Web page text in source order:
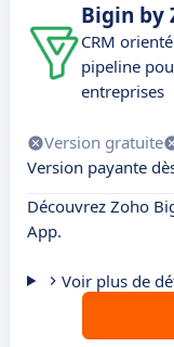
Bigin by
CRM
pipeline
entreprises
Version gratuite
Version payante
Découvrez Zoho
App.
Voir plus de